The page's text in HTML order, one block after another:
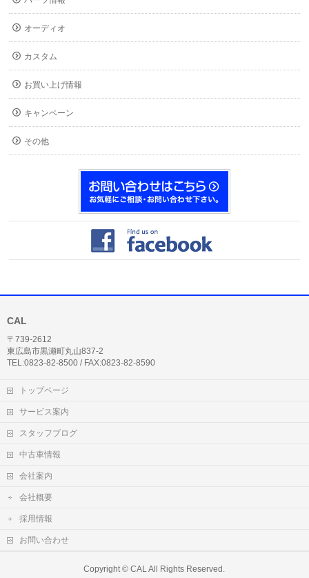
オーディオ
カスタム
お買い上げ情報
キャンペーン
その他
CAL
〒739-2612
東広島市黒瀬町丸山837-2
TEL:0823-82-8500 / FAX:0823-82-8590
トップページ
サービス案内
スタッフブログ
中古車情報
会社案内
会社概要
採用情報
お問い合わせ
Copyright ©CALAll Rights Reserved.